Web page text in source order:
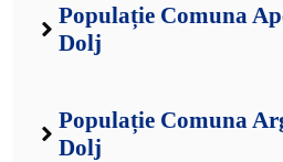
Populație Comuna
Dolj
Populație Comuna
Dolj